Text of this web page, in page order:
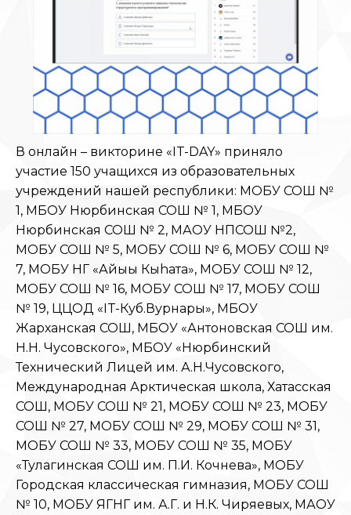
В онлайн – викторине «IT-DAY» приняло
участие 150 учащихся из образовательных
учреждений нашей республики: МОБУ СОШ №
1, МБОУ Нюрбинская СОШ № 1, МБОУ
Нюрбинская СОШ № 2, МАОУ НПСОШ №2,
МОБУ СОШ № 5, МОБУ СОШ № 6, МОБУ СОШ №
7, МОБУ НГ «Айыы Кыhата», МОБУ СОШ № 12,
МОБУ СОШ № 16, МОБУ СОШ № 17, МОБУ СОШ
№ 19, ЦЦОД «IT-Куб.Вурнары», МБОУ
Жарханская СОШ, МБОУ «Антоновская СОШ им.
Н.Н. Чусовского», МБОУ «Нюрбинский
Технический Лицей им. А.Н.Чусовского,
Международная Арктическая школа, Хатасская
СОШ, МОБУ СОШ № 21, МОБУ СОШ № 23, МОБУ
СОШ № 27, МОБУ СОШ № 29, МОБУ СОШ № 31,
МОБУ СОШ № 33, МОБУ СОШ № 35, МОБУ
«Тулагинская СОШ им. П.И. Кочнева», МОБУ
Городская классическая гимназия, МОБУ СОШ
№ 10, МОБУ ЯГНГ им. А.Г. и Н.К. Чиряевых, МАОУ